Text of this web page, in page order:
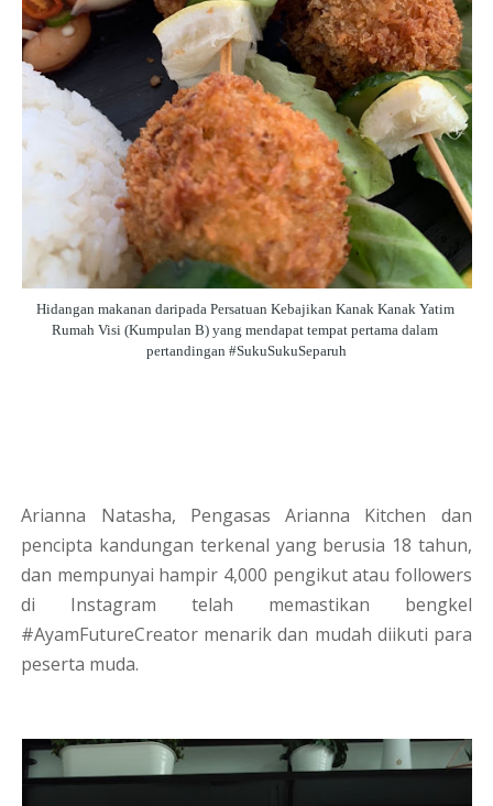
Hidangan makanan daripada Persatuan Kebajikan Kanak Kanak Yatim
Rumah Visi (Kumpulan B) yang mendapat tempat pertama dalam
pertandingan #SukuSukuSeparuh
Arianna Natasha, Pengasas Arianna Kitchen dan
pencipta kandungan terkenal yang berusia 18 tahun,
dan mempunyai hampir 4,000 pengikut atau followers
di Instagram telah memastikan bengkel
#AyamFutureCreator menarik dan mudah diikuti para
peserta muda.